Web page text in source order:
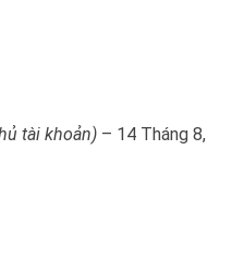
tài khoản) – 14 Tháng 8,